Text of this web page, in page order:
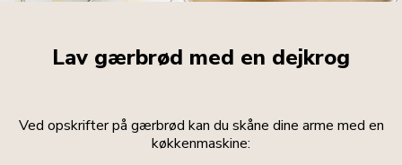
Lav gærbrød med en dejkrog
Ved opskrifter på gærbrød kan du skåne dine arme med en
køkkenmaskine: